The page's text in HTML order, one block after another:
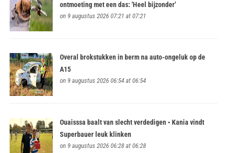
ontmoeting met een das: 'Heel bijzonder'
on 9 augustus 2026 07:21 at 07:21
Overal brokstukken in berm na auto-ongeluk op de
A15
on 9 augustus 2026 06:54 at 06:54
Ouaisssa baalt van slecht verdedigen • Kania vindt
Superbauer leuk klinken
on 9 augustus 2026 06:28 at 06:28